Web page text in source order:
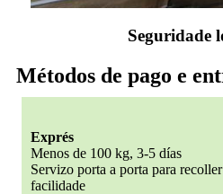
Seguridade
Métodos de pago e
Exprés
Menos de 100 kg, 3-5 días
Servizo porta a porta para
facilidade